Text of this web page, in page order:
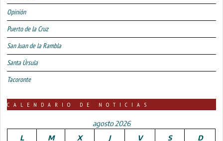
Opinión
Puerto de la Cruz
San Juan de la Rambla
Santa Úrsula
Tacoronte
CALENDARIO DE NOTICIAS
agosto 2026
L
M X J V S D